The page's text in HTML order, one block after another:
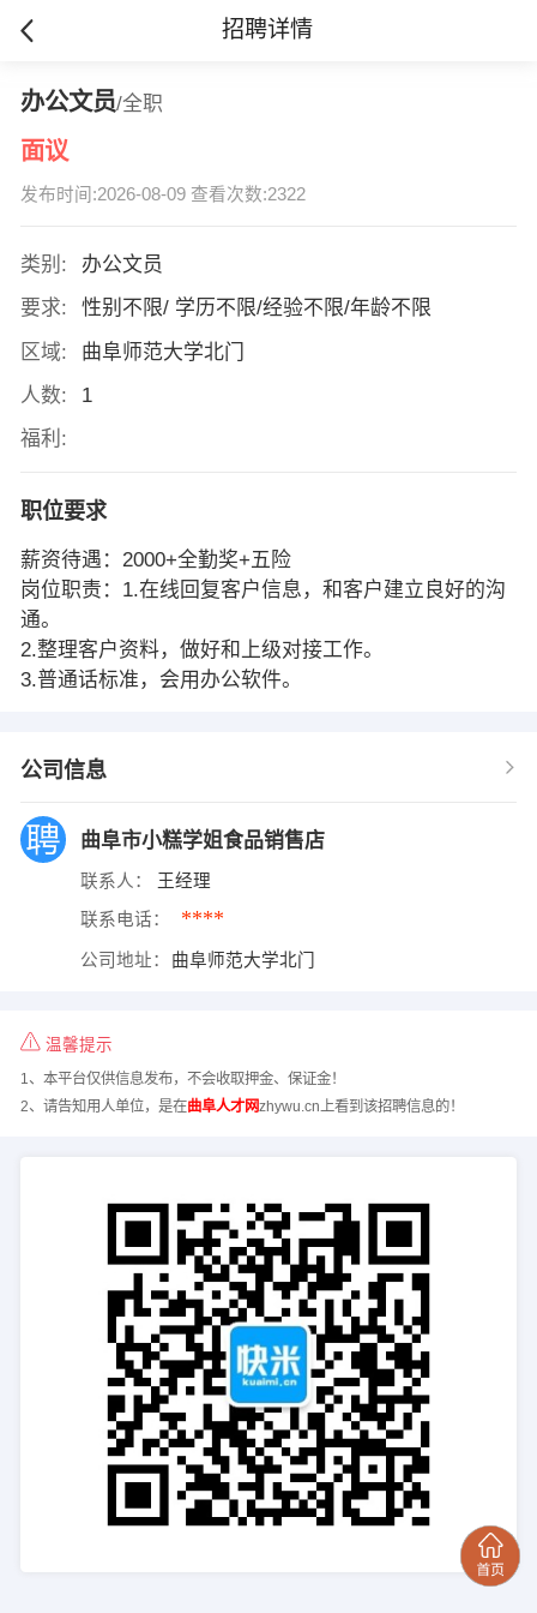
招聘详情
办公文员/全职
面议
发布时间:2026-08-09 查看次数:2322
类别:
办公文员
要求:
性别不限/ 学历不限/经验不限/年龄不限
区域:
曲阜师范大学北门
人数:
1
福利:
职位要求
薪资待遇：2000+全勤奖+五险
岗位职责：1.在线回复客户信息，和客户建立良好的沟
通。
2.整理客户资料，做好和上级对接工作。
3.普通话标准，会用办公软件。
公司信息
曲阜市小糕学姐食品销售店
联系人： 王经理
联系电话： ****
公司地址： 曲阜师范大学北门
温馨提示
1、本平台仅供信息发布，不会收取押金、保证金！
2、请告知用人单位，是在曲阜人才网zhywu.cn上看到该招聘信息的！